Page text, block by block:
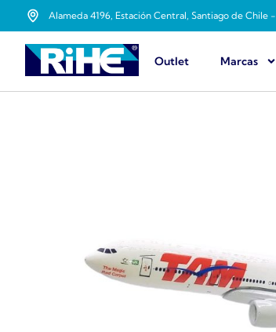
Alameda 4196, Estación Central, Santiago de Chile -
Outlet Marcas